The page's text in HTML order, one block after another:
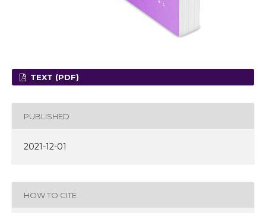
TEXT (PDF)
PUBLISHED
2021-12-01
HOW TO CITE